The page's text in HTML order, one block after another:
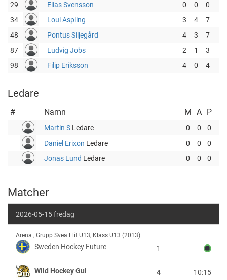
29
Elias Svensson 0 0
0
34
Loui Aspling 3 4
7
48
Pontus Siljegård 4 3
7
87
Ludvig Jobs 2 1
3
98
Filip Eriksson 4 0 4
Ledare
# Namn M A P
Martin S Ledare 0 0
0
Daniel Erixon Ledare 0 0
0
Jonas Lund Ledare 0 0 0
Matcher
2026-05-15 fredag
Sweden
Hockey
Future
vs
Wild
Arena , Grupp Svea Elit U13, Klass U13 (2013)
Sweden Hockey Future 1
Wild Hockey Gul 10:15
4